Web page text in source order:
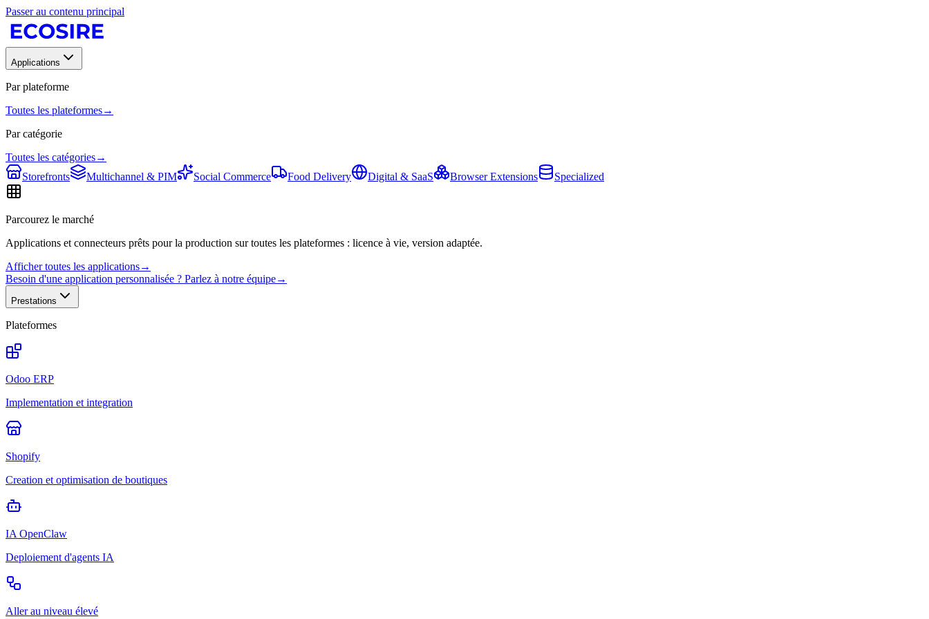
Passer au contenu principal
Applications
Par plateforme
Toutes les plateformes→
Par catégorie
Toutes les catégories→
Storefronts
Multichannel & PIM Social Commerce Food Delivery Digital & SaaS Browser Extensions Specialized
Parcourez le marché
Applications et connecteurs prêts pour la production sur toutes les plateformes : licence à vie, version adaptée.
Afficher toutes les applications→
Besoin d'une application personnalisée ? Parlez à notre équipe→
Prestations
Plateformes
Odoo ERP
Implementation et integration
Shopify
Creation et optimisation de boutiques
IA OpenClaw
Deploiement d'agents IA
Aller au niveau élevé